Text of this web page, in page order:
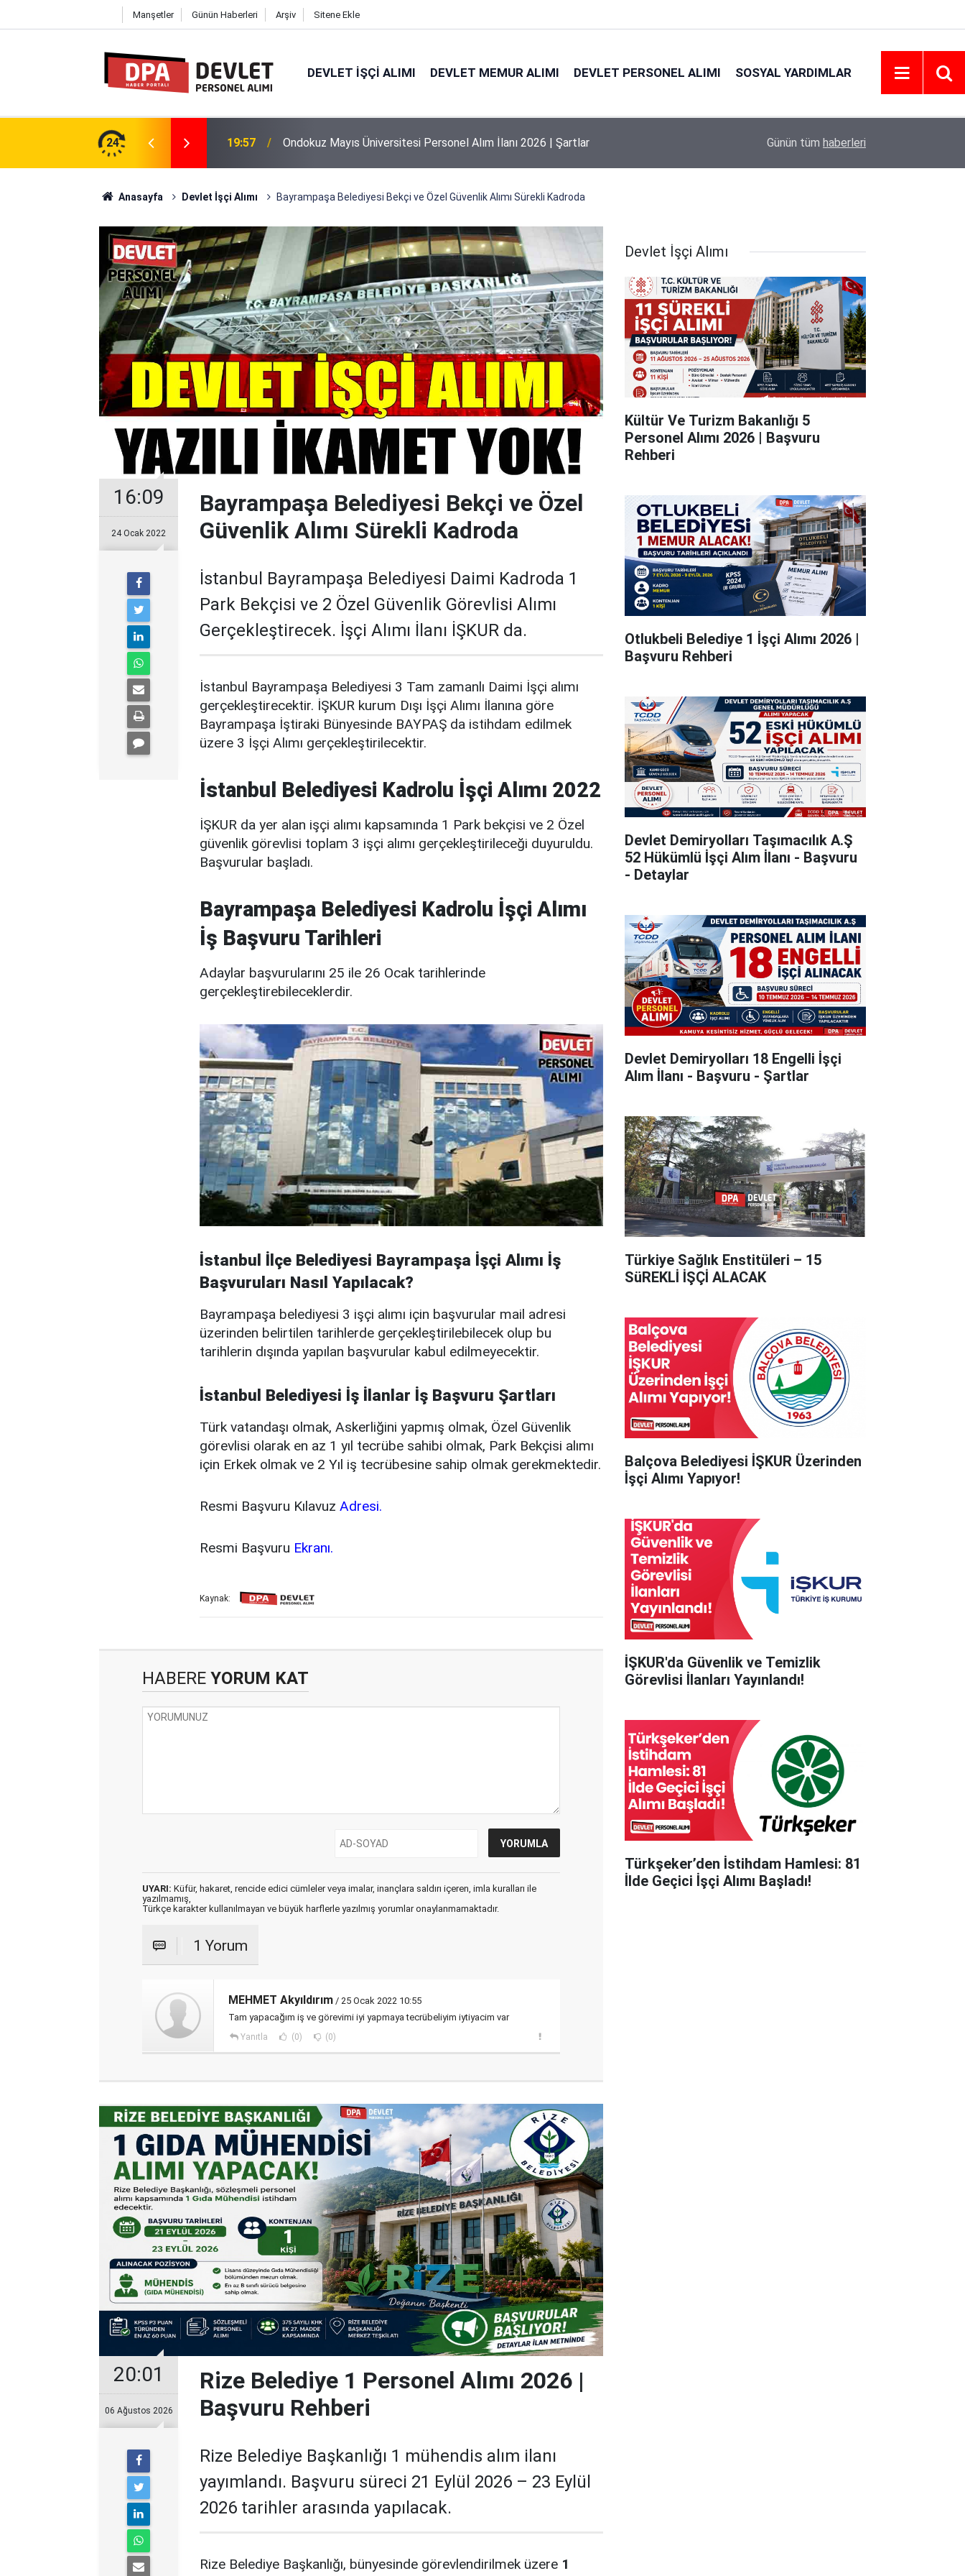
Manşetler Günün Haberleri Arşiv Sitene Ekle
DEVLET İŞÇI ALIMI DEVLET MEMUR ALIMI DEVLET PERSONEL ALIMI SOSYAL YARDIMLAR
24
| Başvuru Rehberi 19:57 Ondokuz Mayıs Üniversitesi Personel Alım İlanı 2026 | Şartlar Eskişehir Osmangazi Üniversitesi 203 Personel
Günün tüm haberleri
Anasayfa Devlet İşçi Alımı Bayrampaşa Belediyesi Bekçi ve Özel Güvenlik Alımı Sürekli Kadroda
16:09
24 Ocak 2022
Bayrampaşa Belediyesi Bekçi ve Özel
Güvenlik Alımı Sürekli Kadroda
İstanbul Bayrampaşa Belediyesi Daimi Kadroda 1
Park Bekçisi ve 2 Özel Güvenlik Görevlisi Alımı
Gerçekleştirecek. İşçi Alımı İlanı İŞKUR da.
İstanbul Bayrampaşa Belediyesi 3 Tam zamanlı Daimi İşçi alımı
gerçekleştirecektir. İŞKUR kurum Dışı İşçi Alımı İlanına göre
Bayrampaşa İştiraki Bünyesinde BAYPAŞ da istihdam edilmek
üzere 3 İşçi Alımı gerçekleştirilecektir.
İstanbul Belediyesi Kadrolu İşçi Alımı 2022
İŞKUR da yer alan işçi alımı kapsamında 1 Park bekçisi ve 2 Özel
güvenlik görevlisi toplam 3 işçi alımı gerçekleştirileceği duyuruldu.
Başvurular başladı.
Bayrampaşa Belediyesi Kadrolu İşçi Alımı
İş Başvuru Tarihleri
Adaylar başvurularını 25 ile 26 Ocak tarihlerinde
gerçekleştirebileceklerdir.
İstanbul İlçe Belediyesi Bayrampaşa İşçi Alımı İş
Başvuruları Nasıl Yapılacak?
Bayrampaşa belediyesi 3 işçi alımı için başvurular mail adresi
üzerinden belirtilen tarihlerde gerçekleştirilebilecek olup bu
tarihlerin dışında yapılan başvurular kabul edilmeyecektir.
İstanbul Belediyesi İş İlanlar İş Başvuru Şartları
Türk vatandaşı olmak, Askerliğini yapmış olmak, Özel Güvenlik
görevlisi olarak en az 1 yıl tecrübe sahibi olmak, Park Bekçisi alımı
için Erkek olmak ve 2 Yıl iş tecrübesine sahip olmak gerekmektedir.
Resmi Başvuru Kılavuz Adresi.
Resmi Başvuru Ekranı.
Kaynak:
HABERE YORUM KAT
UYARI: Küfür, hakaret, rencide edici cümleler veya imalar, inançlara saldırı içeren, imla kuralları ile
yazılmamış,
Türkçe karakter kullanılmayan ve büyük harflerle yazılmış yorumlar onaylanmamaktadır.
1 Yorum
MEHMET Akyıldırım / 25 Ocak 2022 10:55
Tam yapacağım iş ve görevimi iyi yapmaya tecrübeliyim iytiyacim var
Yanıtla (0) (0)
20:01
06 Ağustos 2026
Rize Belediye 1 Personel Alımı 2026 |
Başvuru Rehberi
Rize Belediye Başkanlığı 1 mühendis alım ilanı
yayımlandı. Başvuru süreci 21 Eylül 2026 – 23 Eylül
2026 tarihler arasında yapılacak.
Rize Belediye Başkanlığı, bünyesinde görevlendirilmek üzere 1
Devlet İşçi Alımı
Kültür Ve Turizm Bakanlığı 5
Personel Alımı 2026 | Başvuru
Rehberi
Otlukbeli Belediye 1 İşçi Alımı 2026 |
Başvuru Rehberi
Devlet Demiryolları Taşımacılık A.Ş
52 Hükümlü İşçi Alım İlanı - Başvuru
- Detaylar
Devlet Demiryolları 18 Engelli İşçi
Alım İlanı - Başvuru - Şartlar
Türkiye Sağlık Enstitüleri – 15
SüREKLİ İŞÇİ ALACAK
Balçova Belediyesi İŞKUR Üzerinden
İşçi Alımı Yapıyor!
İŞKUR'da Güvenlik ve Temizlik
Görevlisi İlanları Yayınlandı!
Türkşeker’den İstihdam Hamlesi: 81
İlde Geçici İşçi Alımı Başladı!